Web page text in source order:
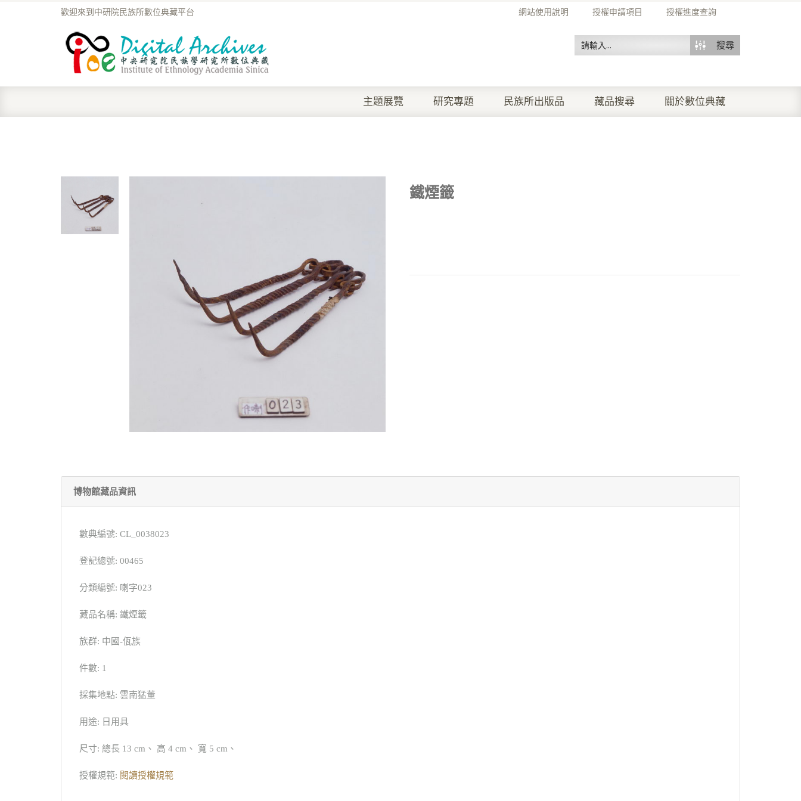
網站使用說明 授權申請項目 授權進度查詢
歡迎來到中研院民族所數位典藏平台
搜尋
主題展覽 研究專題 民族所出版品 藏品搜尋 關於數位典藏
鐵煙籤
博物館藏品資訊
數典編號: CL_0038023
登記總號: 00465
分類編號: 喇字023
藏品名稱: 鐵煙籤
族群: 中國-佤族
件數: 1
採集地點: 雲南猛董
用途: 日用具
尺寸: 總長 13 cm、 高 4 cm、 寬 5 cm、
授權規範: 閱讀授權規範